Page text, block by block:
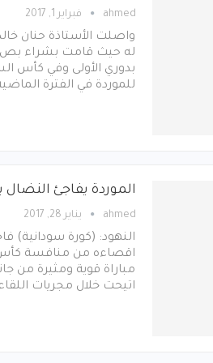
ahmed فبراير 1, 2017
واصلت الأستاذة حنان
له حيث قامت بشراء بص
بدوري الأولى وفي كأس
للموردة في الفترة
الموردة يفاجئ النضال
ahmed يناير 28, 2017
النهود: (كورة سودانية)
اقصاءه من منافسة كأس
مباراة قوية ومثيرة من
اتيحت خلال مجريات